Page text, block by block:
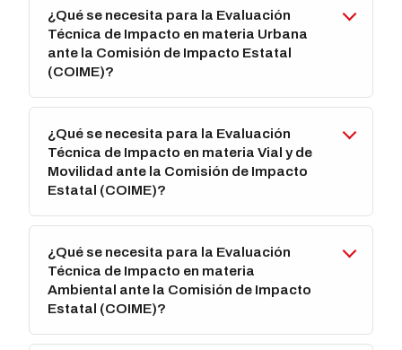
¿Qué se necesita para la Evaluación
Técnica de Impacto en materia Urbana
ante la Comisión de Impacto Estatal
(COIME)?
¿Qué se necesita para la Evaluación
Técnica de Impacto en materia Vial y de
Movilidad ante la Comisión de Impacto
Estatal (COIME)?
¿Qué se necesita para la Evaluación
Técnica de Impacto en materia
Ambiental ante la Comisión de Impacto
Estatal (COIME)?